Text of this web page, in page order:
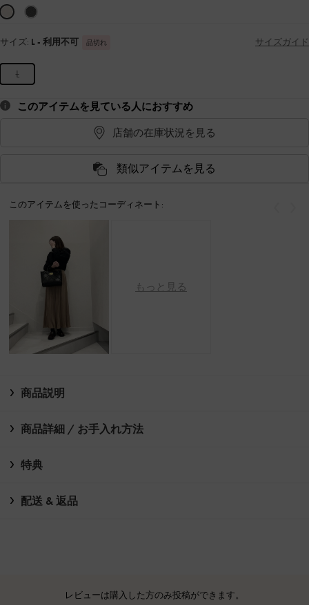
サイズ: L - 利用不可 品切れ サイズガイド
L
このアイテムを見ている人におすすめ
店舗の在庫状況を見る
類似アイテムを見る
このアイテムを使ったコーディネート:
もっと見る
商品説明
商品詳細 / お手入れ方法
特典
配送 & 返品
レビューは購入した方のみ投稿ができます。